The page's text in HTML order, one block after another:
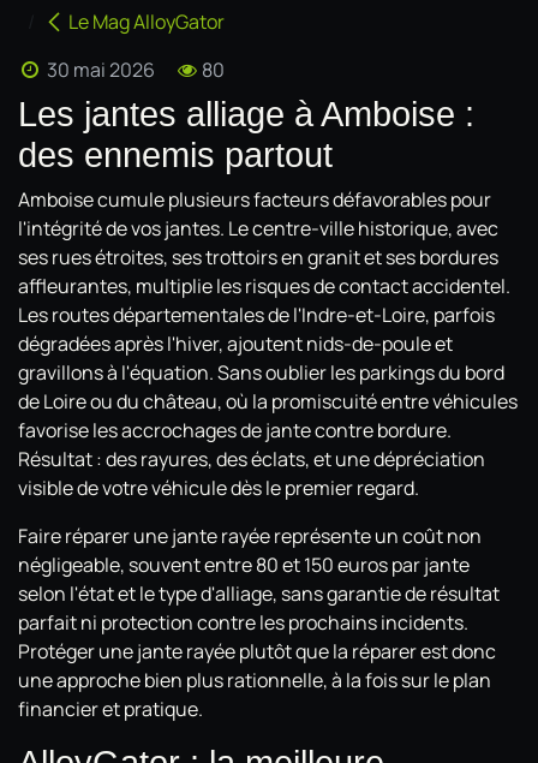
Le Mag AlloyGator
30 mai 2026
80
Les jantes alliage à Amboise :
des ennemis partout
Amboise cumule plusieurs facteurs défavorables pour
l'intégrité de vos jantes. Le centre-ville historique, avec
ses rues étroites, ses trottoirs en granit et ses bordures
affleurantes, multiplie les risques de contact accidentel.
Les routes départementales de l'Indre-et-Loire, parfois
dégradées après l'hiver, ajoutent nids-de-poule et
gravillons à l'équation. Sans oublier les parkings du bord
de Loire ou du château, où la promiscuité entre véhicules
favorise les accrochages de jante contre bordure.
Résultat : des rayures, des éclats, et une dépréciation
visible de votre véhicule dès le premier regard.
Faire réparer une jante rayée représente un coût non
négligeable, souvent entre 80 et 150 euros par jante
selon l'état et le type d'alliage, sans garantie de résultat
parfait ni protection contre les prochains incidents.
Protéger une jante rayée plutôt que la réparer est donc
une approche bien plus rationnelle, à la fois sur le plan
financier et pratique.